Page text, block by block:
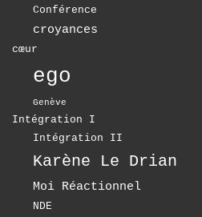
Conférence
croyances
cœur
ego
Genève
Intégration I
Intégration II
Karène Le Drian
Moi Réactionnel
NDE